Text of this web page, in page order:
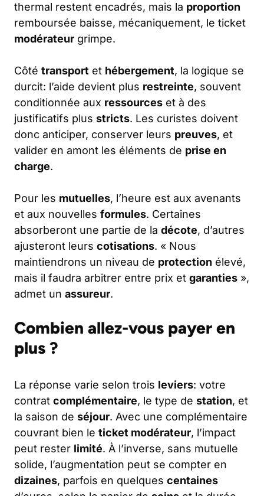
thermal restent encadrés, mais la proportion
remboursée baisse, mécaniquement, le ticket
modérateur grimpe.
Côté transport et hébergement, la logique se
durcit: l’aide devient plus restreinte, souvent
conditionnée aux ressources et à des
justificatifs plus stricts. Les curistes doivent
donc anticiper, conserver leurs preuves, et
valider en amont les éléments de prise en
charge.
Pour les mutuelles, l’heure est aux avenants
et aux nouvelles formules. Certaines
absorberont une partie de la décote, d’autres
ajusteront leurs cotisations. « Nous
maintiendrons un niveau de protection élevé,
mais il faudra arbitrer entre prix et garanties »,
admet un assureur.
Combien allez-vous payer en
plus ?
La réponse varie selon trois leviers: votre
contrat complémentaire, le type de station, et
la saison de séjour. Avec une complémentaire
couvrant bien le ticket modérateur, l’impact
peut rester limité. À l’inverse, sans mutuelle
solide, l’augmentation peut se compter en
dizaines, parfois en quelques centaines